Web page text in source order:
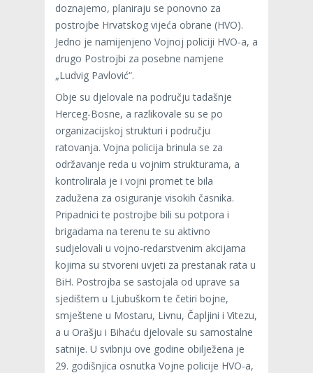
doznajemo, planiraju se ponovno za
postrojbe Hrvatskog vijeća obrane (HVO).
Jedno je namijenjeno Vojnoj policiji HVO-a, a
drugo Postrojbi za posebne namjene
„Ludvig Pavlović“.
Obje su djelovale na području tadašnje
Herceg-Bosne, a razlikovale su se po
organizacijskoj strukturi i području
ratovanja. Vojna policija brinula se za
održavanje reda u vojnim strukturama, a
kontrolirala je i vojni promet te bila
zadužena za osiguranje visokih časnika.
Pripadnici te postrojbe bili su potpora i
brigadama na terenu te su aktivno
sudjelovali u vojno-redarstvenim akcijama
kojima su stvoreni uvjeti za prestanak rata u
BiH. Postrojba se sastojala od uprave sa
sjedištem u Ljubuškom te četiri bojne,
smještene u Mostaru, Livnu, Čapljini i Vitezu,
a u Orašju i Bihaću djelovale su samostalne
satnije. U svibnju ove godine obilježena je
29. godišnjica osnutka Vojne policije HVO-a,